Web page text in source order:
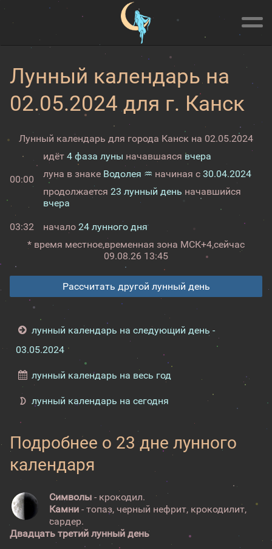
Лунный календарь на
02.05.2024 для г. Канск
Лунный календарь для города Канск на 02.05.2024
00:00
идёт 4 фаза луны начавшаяся вчера
луна в знаке Водолея ♒ начиная с 30.04.2024
продолжается 23 лунный день начавшийся
вчера
03:32 начало 24 лунного дня
* время местное,временная зона МСК+4,сейчас
09.08.26 13:45
Рассчитать другой лунный день
лунный календарь на следующий день -
03.05.2024
лунный календарь на весь год
лунный календарь на сегодня
Подробнее о 23 дне лунного
календаря
Символы - крокодил.
Камни - топаз, черный нефрит, крокодилит,
сардер.
Двадцать третий лунный день